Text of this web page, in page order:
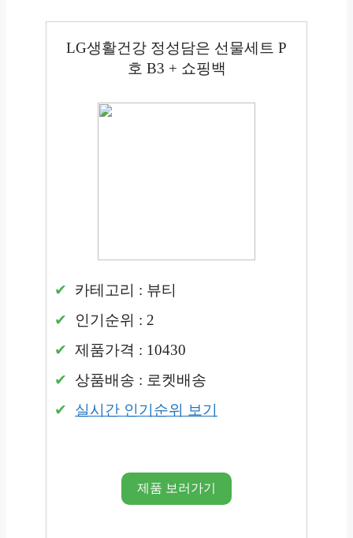
LG생활건강 정성담은 선물세트 P
호 B3 + 쇼핑백
카테고리 : 뷰티
인기순위 : 2
제품가격 : 10430
상품배송 : 로켓배송
실시간 인기순위 보기
제품 보러가기